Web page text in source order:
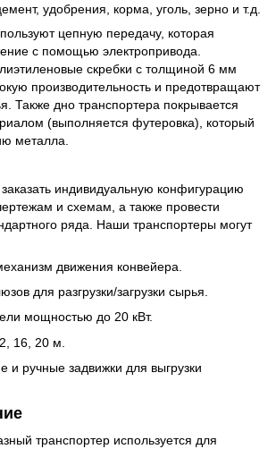
удобрения, корма, уголь, зерно и т.д.
цепную передачу, которая
с помощью электропривода.
скребки с толщиной 6 мм
производительность и предотвращают
Также дно транспортера покрывается
(выполняется футеровка), который
металла.
индивидуальную конфигурацию
и схемам, а также провести
ряда. Наши транспортеры могут
движения конвейера.
для разгрузки/загрузки сырья.
мощностью до 20 кВт.
16, 20 м.
и ручные задвижки для выгрузки
транспортер используется для